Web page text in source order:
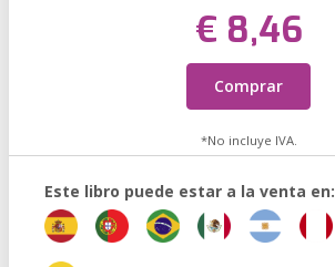
€ 8,46
Comprar
*No incluye IVA.
Este libro puede estar a la venta en: